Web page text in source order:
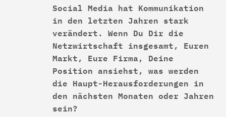
Social Media hat Kommunikation
in den letzten Jahren stark
verändert. Wenn Du Dir die
Netzwirtschaft insgesamt, Euren
Markt, Eure Firma, Deine
Position ansiehst, was werden
die Haupt-Herausforderungen in
den nächsten Monaten oder Jahren
sein?